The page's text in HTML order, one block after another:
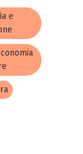
e